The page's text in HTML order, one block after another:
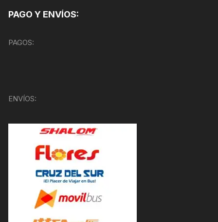
PAGO Y ENVÍOS:
PAGOS:
ENVÍOS: